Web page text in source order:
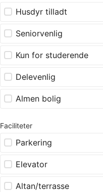
Husdyr tilladt
Seniorvenlig
Kun for studerende
Delevenlig
Almen bolig
Faciliteter
Parkering
Elevator
Altan/terrasse